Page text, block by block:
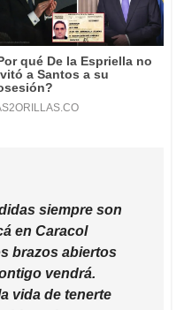
siempre son
en Caracol
brazos abiertos
vendrá.
vida de tenerte